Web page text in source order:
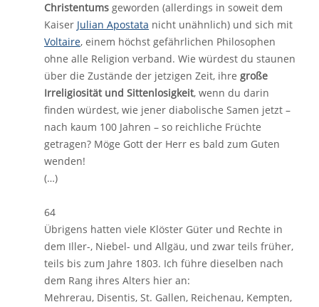
Christentums geworden (allerdings in soweit dem
Kaiser Julian Apostata nicht unähnlich) und sich mit
Voltaire, einem höchst gefährlichen Philosophen
ohne alle Religion verband. Wie würdest du staunen
über die Zustände der jetzigen Zeit, ihre große
Irreligiosität und Sittenlosigkeit, wenn du darin
finden würdest, wie jener diabolische Samen jetzt –
nach kaum 100 Jahren – so reichliche Früchte
getragen? Möge Gott der Herr es bald zum Guten
wenden!
(…)
64
Übrigens hatten viele Klöster Güter und Rechte in
dem Iller-, Niebel- und Allgäu, und zwar teils früher,
teils bis zum Jahre 1803. Ich führe dieselben nach
dem Rang ihres Alters hier an:
Mehrerau, Disentis, St. Gallen, Reichenau, Kempten,